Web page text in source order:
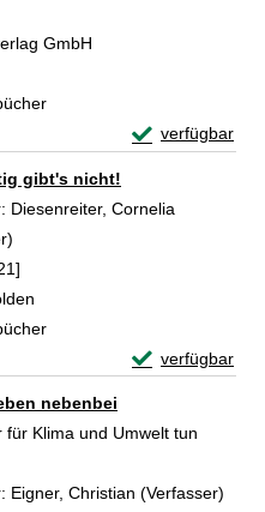
GmbH
verfügbar
Exemplar-
gibt's nicht!
Diesenreiter, Cornelia
verfügbar
Exemplar-
nebenbei
für Klima und Umwelt tun
Eigner, Christian (Verfasser)